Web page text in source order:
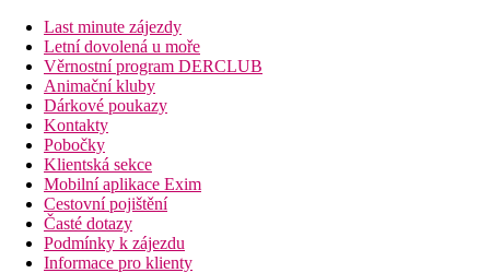
Last minute zájezdy
Letní dovolená u moře
Věrnostní program DERCLUB
Animační kluby
Dárkové poukazy
Kontakty
Pobočky
Klientská sekce
Mobilní aplikace Exim
Cestovní pojištění
Časté dotazy
Podmínky k zájezdu
Informace pro klienty